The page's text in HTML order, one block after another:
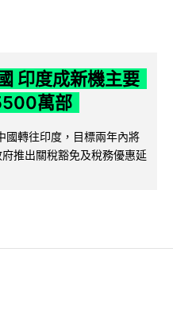
印度成新機主要
萬部
轉往印度，目標兩年內將
推出關稅豁免及稅務優惠延